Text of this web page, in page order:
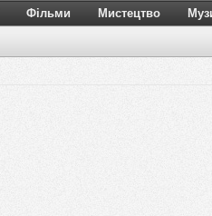
Фільми Мистецтво